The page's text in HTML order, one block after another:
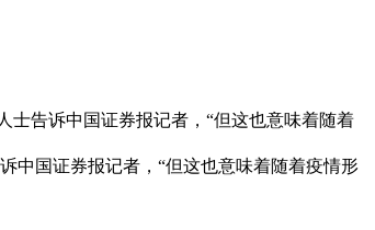
士告诉中国证券报记者，“但这也意味着随着
国证券报记者，“但这也意味着随着疫情形